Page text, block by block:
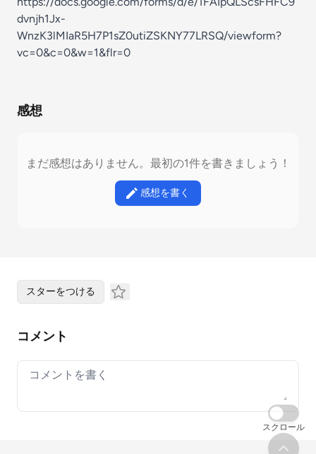
dvnjh1Jx-
WnzK3lMIaR5H7P1sZ0utiZSKNY77LRSQ/viewform?
vc=0&c=0&w=1&flr=0
感想
まだ感想はありません。最初の1件を書きましょう！
感想を書く
スターをつける
コメント
Your comment
スクロール